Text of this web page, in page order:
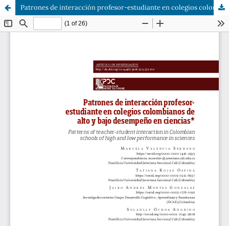
Patrones de interacción profesor-estudiante en colegios colombianos de alto y bajo desempeño en ciencias